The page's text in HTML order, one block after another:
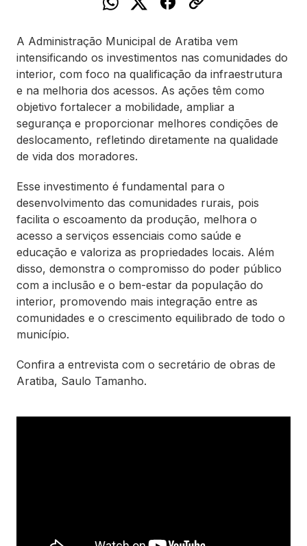
A Administração Municipal de Aratiba vem
intensificando os investimentos nas comunidades do
interior, com foco na qualificação da infraestrutura
e na melhoria dos acessos. As ações têm como
objetivo fortalecer a mobilidade, ampliar a
segurança e proporcionar melhores condições de
deslocamento, refletindo diretamente na qualidade
de vida dos moradores.
Esse investimento é fundamental para o
desenvolvimento das comunidades rurais, pois
facilita o escoamento da produção, melhora o
acesso a serviços essenciais como saúde e
educação e valoriza as propriedades locais. Além
disso, demonstra o compromisso do poder público
com a inclusão e o bem-estar da população do
interior, promovendo mais integração entre as
comunidades e o crescimento equilibrado de todo o
município.
Confira a entrevista com o secretário de obras de
Aratiba, Saulo Tamanho.